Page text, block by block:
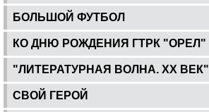
БОЛЬШОЙ ФУТБОЛ
КО ДНЮ РОЖДЕНИЯ ГТРК "ОРЕЛ"
"ЛИТЕРАТУРНАЯ ВОЛНА. ХХ ВЕК"
СВОЙ ГЕРОЙ